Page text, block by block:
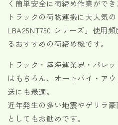
ン
ス
使
用
荷
重
750kg
幅
ン
ド
ス
使
用
750kg
幅
く簡単安全に荷締め作業ができ
トラックの荷物運搬に大人気
LBA25NT750 シリーズ」使用
るおすすめの荷締め機です。
トラック・陸海運業界・パレ
はもちろん、オートバイ・ア
送にも最適。
近年発生の多い地震やゲリラ
としてもお勧めです。